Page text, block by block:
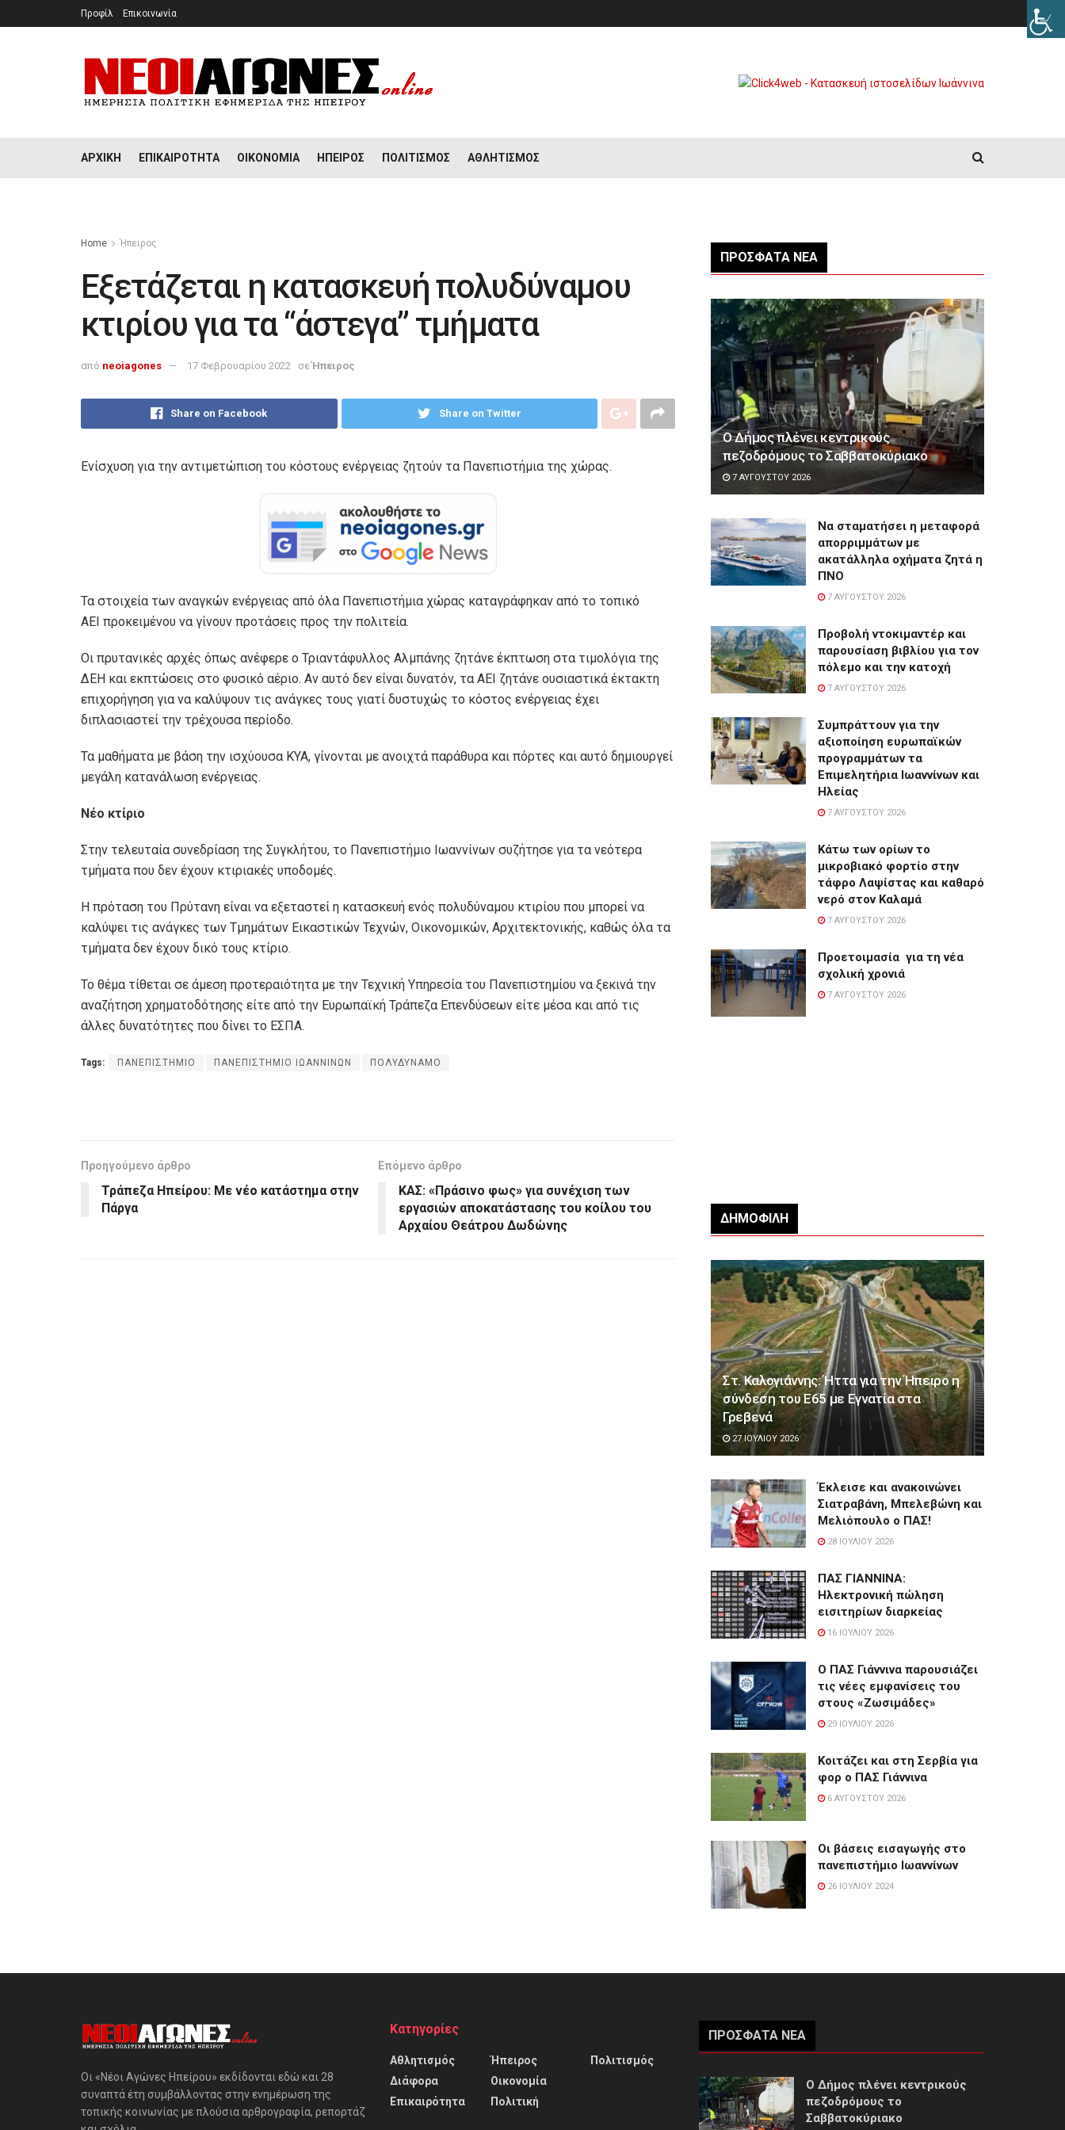
Προφίλ Επικοινωνία
ΑΡΧΙΚΉ ΕΠΙΚΑΙΡΌΤΗΤΑ ΟΙΚΟΝΟΜΊΑ ΉΠΕΙΡΟΣ ΠΟΛΙΤΙΣΜΌΣ ΑΘΛΗΤΙΣΜΌΣ
Home Ήπειρος
Εξετάζεται η κατασκευή πολυδύναμου
κτιρίου για τα “άστεγα” τμήματα
από neoiagones 17 Φεβρουαρίου 2022 σε Ήπειρος
Share on Facebook Share on Twitter
Ενίσχυση για την αντιμετώπιση του κόστους ενέργειας ζητούν τα Πανεπιστήμια της χώρας.
Τα στοιχεία των αναγκών ενέργειας από όλα Πανεπιστήμια χώρας καταγράφηκαν από το τοπικό
ΑΕΙ προκειμένου να γίνουν προτάσεις προς την πολιτεία.
Οι πρυτανικές αρχές όπως ανέφερε ο Τριαντάφυλλος Αλμπάνης ζητάνε έκπτωση στα τιμολόγια της
ΔΕΗ και εκπτώσεις στο φυσικό αέριο. Αν αυτό δεν είναι δυνατόν, τα ΑΕΙ ζητάνε ουσιαστικά έκτακτη
επιχορήγηση για να καλύψουν τις ανάγκες τους γιατί δυστυχώς το κόστος ενέργειας έχει
διπλασιαστεί την τρέχουσα περίοδο.
Τα μαθήματα με βάση την ισχύουσα ΚΥΑ, γίνονται με ανοιχτά παράθυρα και πόρτες και αυτό δημιουργεί
μεγάλη κατανάλωση ενέργειας.
Νέο κτίριο
Στην τελευταία συνεδρίαση της Συγκλήτου, το Πανεπιστήμιο Ιωαννίνων συζήτησε για τα νεότερα
τμήματα που δεν έχουν κτιριακές υποδομές.
Η πρόταση του Πρύτανη είναι να εξεταστεί η κατασκευή ενός πολυδύναμου κτιρίου που μπορεί να
καλύψει τις ανάγκες των Τμημάτων Εικαστικών Τεχνών, Οικονομικών, Αρχιτεκτονικής, καθώς όλα τα
τμήματα δεν έχουν δικό τους κτίριο.
Το θέμα τίθεται σε άμεση προτεραιότητα με την Τεχνική Υπηρεσία του Πανεπιστημίου να ξεκινά την
αναζήτηση χρηματοδότησης είτε από την Ευρωπαϊκή Τράπεζα Επενδύσεων είτε μέσα και από τις
άλλες δυνατότητες που δίνει το ΕΣΠΑ.
Tags: ΠΑΝΕΠΙΣΤΗΜΙΟ ΠΑΝΕΠΙΣΤΗΜΙΟ ΙΩΑΝΝΙΝΩΝ ΠΟΛΥΔΥΝΑΜΟ
Προηγούμενο άρθρο
Τράπεζα Ηπείρου: Με νέο κατάστημα στην
Πάργα
Επόμενο άρθρο
ΚΑΣ: «Πράσινο φως» για συνέχιση των
εργασιών αποκατάστασης του κοίλου του
Αρχαίου Θεάτρου Δωδώνης
ΠΡΌΣΦΑΤΑ ΝΈΑ
Ο Δήμος πλένει κεντρικούς
πεζοδρόμους το Σαββατοκύριακο
7 ΑΥΓΟΎΣΤΟΥ 2026
Να σταματήσει η μεταφορά
απορριμμάτων με
ακατάλληλα οχήματα ζητά η
ΠΝΟ
7 ΑΥΓΟΎΣΤΟΥ 2026
Προβολή ντοκιμαντέρ και
παρουσίαση βιβλίου για τον
πόλεμο και την κατοχή
7 ΑΥΓΟΎΣΤΟΥ 2026
Συμπράττουν για την
αξιοποίηση ευρωπαϊκών
προγραμμάτων τα
Επιμελητήρια Ιωαννίνων και
Ηλείας
7 ΑΥΓΟΎΣΤΟΥ 2026
Κάτω των ορίων το
μικροβιακό φορτίο στην
τάφρο Λαψίστας και καθαρό
νερό στον Καλαμά
7 ΑΥΓΟΎΣΤΟΥ 2026
Προετοιμασία για τη νέα
σχολική χρονιά
7 ΑΥΓΟΎΣΤΟΥ 2026
ΔΗΜΟΦΙΛΉ
Στ. Καλογιάννης: Ήττα για την Ήπειρο η
σύνδεση του Ε65 με Εγνατία στα
Γρεβενά
27 ΙΟΥΛΊΟΥ 2026
Έκλεισε και ανακοινώνει
Σιατραβάνη, Μπελεβώνη και
Μελιόπουλο ο ΠΑΣ!
28 ΙΟΥΛΊΟΥ 2026
ΠΑΣ ΓΙΑΝΝΙΝΑ:
Hλεκτρονική πώληση
εισιτηρίων διαρκείας
16 ΙΟΥΛΊΟΥ 2026
Ο ΠΑΣ Γιάννινα παρουσιάζει
τις νέες εμφανίσεις του
στους «Ζωσιμάδες»
29 ΙΟΥΛΊΟΥ 2026
Κοιτάζει και στη Σερβία για
φορ ο ΠΑΣ Γιάννινα
6 ΑΥΓΟΎΣΤΟΥ 2026
Οι βάσεις εισαγωγής στο
πανεπιστήμιο Ιωαννίνων
26 ΙΟΥΛΊΟΥ 2024
Οι «Νέοι Αγώνες Ηπείρου» εκδίδονται εδώ και 28
συναπτά έτη συμβάλλοντας στην ενημέρωση της
τοπικής κοινωνίας με πλούσια αρθρογραφία, ρεπορτάζ
Κατηγορίες
Αθλητισμός
Διάφορα
Επικαιρότητα
Ήπειρος
Οικονομία
Πολιτική
Πολιτισμός
ΠΡΌΣΦΑΤΑ ΝΈΑ
Ο Δήμος πλένει κεντρικούς
πεζοδρόμους το
Σαββατοκύριακο